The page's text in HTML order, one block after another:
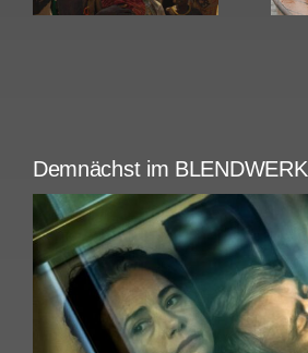
Demnächst im BLENDWERK